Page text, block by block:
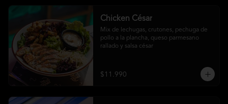
Chicken César
Mix de lechugas, crutones, pechuga de
pollo a la plancha, queso parmesano
rallado y salsa césar
$11.990